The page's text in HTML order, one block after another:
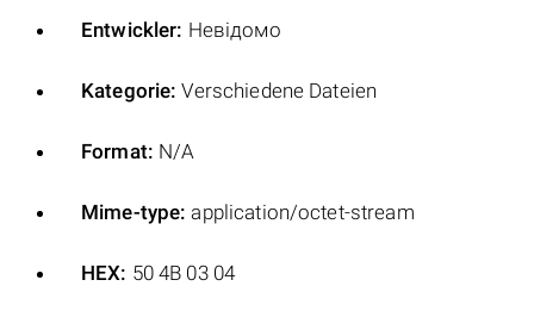
Entwickler: Невідомо
Kategorie: Verschiedene Dateien
Format: N/A
Mime-type: application/octet-stream
HEX: 50 4B 03 04